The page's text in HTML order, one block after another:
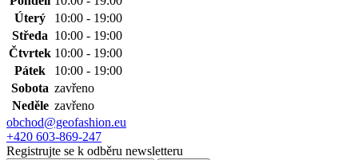
Úterý
10:00 - 19:00
Středa 10:00 - 19:00
Čtvrtek 10:00 - 19:00
Pátek
10:00 - 19:00
Sobota zavřeno
Neděle zavřeno
obchod@geofashion.eu
+420 603-869-247
Registrujte se k odběru newsletteru